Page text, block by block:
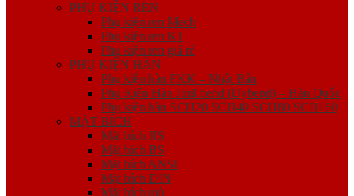
PHỤ KIỆN REN
Phụ kiện ren Mech
Phụ kiện ren K1
Phụ kiện ren giá rẻ
PHỤ KIỆN HÀN
Phụ kiện hàn FKK – Nhật Bản
Phụ Kiện Hàn Jinil bend (Dybend) – Hàn Quốc
Phụ kiện hàn SCH20 SCH40 SCH80 SCH160
MẶT BÍCH
Mặt bích JIS
Mặt bích BS
Mặt bích ANSI
Mặt bích DIN
Mặt bích mù